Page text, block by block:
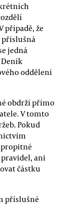
případě, že
jedná
Deník
oddělení
obdrží přímo
V tomto
Pokud
ani
částku
příslušné